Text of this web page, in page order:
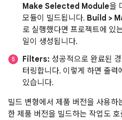
Make Selected Module을
모듈이 빌드됩니다. Build >
로 실행했다면 프로젝트에 있
일이 생성됩니다.
Filters: 성공적으로 완료된
터링합니다. 이렇게 하면 출력
있습니다.
빌드 변형에서 제품 버전을 사용하
한 제품 버전을 빌드하는 작업도